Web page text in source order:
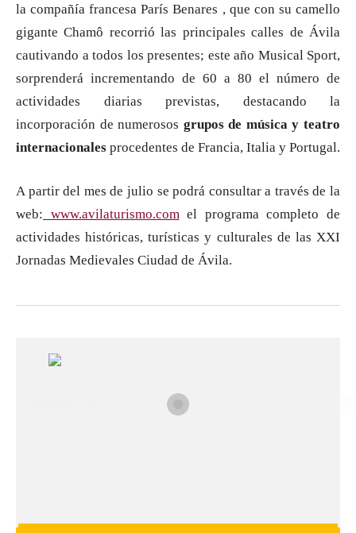
la compañía francesa París Benares , que con su camello
gigante Chamô recorrió las principales calles de Ávila
cautivando a todos los presentes; este año Musical Sport,
sorprenderá incrementando de 60 a 80 el número de
actividades diarias previstas, destacando la
incorporación de numerosos grupos de música y teatro
internacionales procedentes de Francia, Italia y Portugal.
A partir del mes de julio se podrá consultar a través de la
web: www.avilaturismo.comel programa completo de
actividades históricas, turísticas y culturales de las XXI
Jornadas Medievales Ciudad de Ávila.